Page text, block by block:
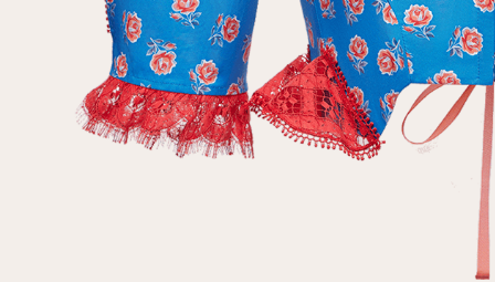
Дата рождения
Подписаться на обновления
Нажимая на кнопку "Регистрация", вы соглашаетесь с
условиямиполитики конфиденциальности